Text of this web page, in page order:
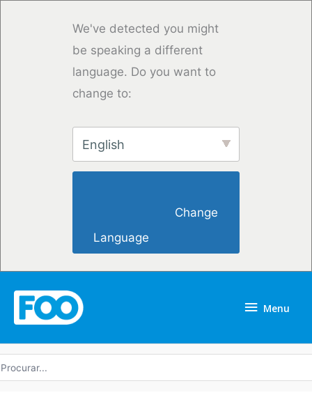
We've detected you might
be speaking a different
language. Do you want to
change to:
English
Language
Menu